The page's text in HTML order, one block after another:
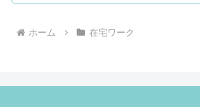
ホーム 在宅ワーク